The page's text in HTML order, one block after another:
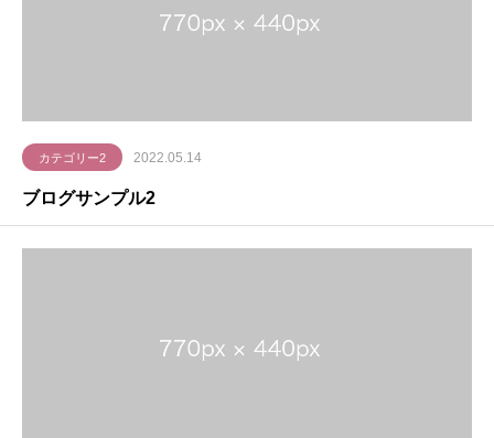
カテゴリー2 2022.05.14
ブログサンプル2